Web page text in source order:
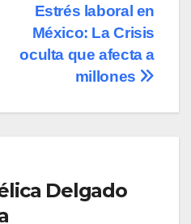
Estrés laboral en
México: La Crisis
oculta que afecta a
millones
Delgado